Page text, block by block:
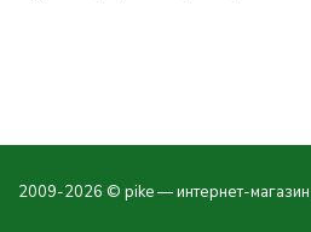
2009-2026 © pike — интернет-